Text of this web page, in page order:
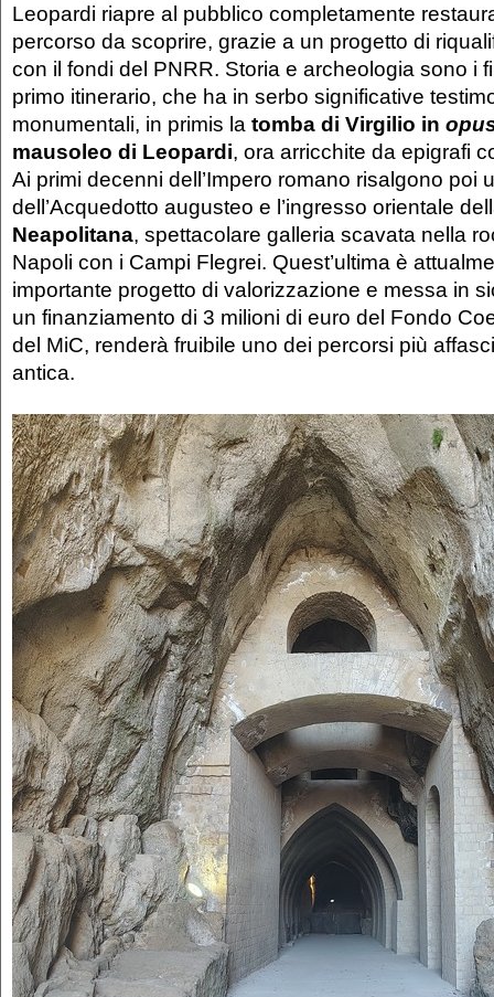
Leopardi riapre al pubblico completamente
percorso da scoprire, grazie a un progetto di
con il fondi del PNRR. Storia e archeologia sono i
primo itinerario, che ha in serbo significative
monumentali, in primis la tomba di Virgilio in
mausoleo di Leopardi, ora arricchite da epigrafi
Ai primi decenni dell’Impero romano risalgono poi
dell’Acquedotto augusteo e l’ingresso orientale
Neapolitana, spettacolare galleria scavata nella
Napoli con i Campi Flegrei. Quest’ultima è
importante progetto di valorizzazione e messa in
un finanziamento di 3 milioni di euro del Fondo
del MiC, renderà fruibile uno dei percorsi più
antica.